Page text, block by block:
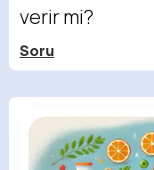
verir mi?
Soru